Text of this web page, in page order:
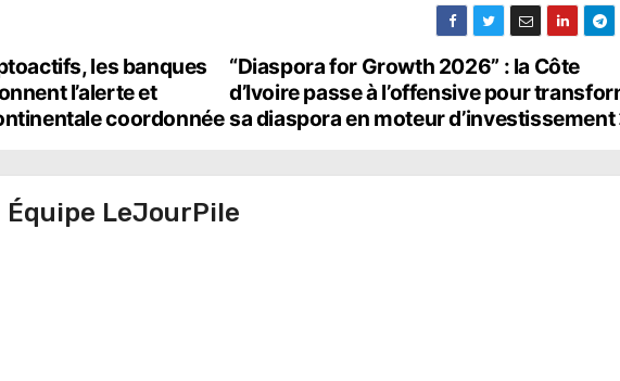
“Diaspora for Growth 2026” : la Côte
d’Ivoire passe à l’offensive pour
sa diaspora en moteur d’investissement
les banques
l’alerte et
coordonnée
Équipe LeJourPile